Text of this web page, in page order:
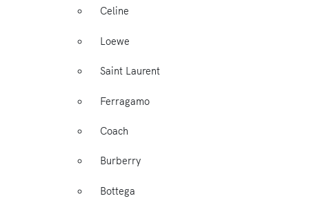
Celine
Loewe
Saint Laurent
Ferragamo
Coach
Burberry
Bottega